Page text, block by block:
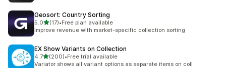
Geosort: Country Sorting
5.0เต็ม 5 ดาว
(17)
ทั้งหมด 17 รีวิว
•Free plan available
Improve revenue with market-specific collection sorting
EX Show Variants on Collection
4.7เต็ม 5 ดาว
(200)
ทั้งหมด 200 รีวิว
•Free trial available
Variator shows all variant options as separate items on coll